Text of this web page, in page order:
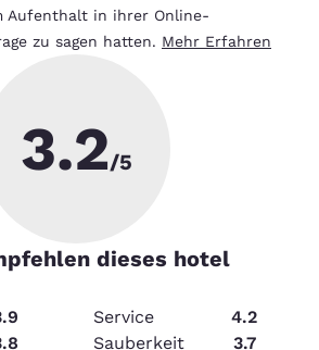
Aufenthalt in ihrer Online-
zu sagen hatten. Mehr Erfahren
3.2/5
dieses hotel
Service
4.2
Sauberkeit
3.7